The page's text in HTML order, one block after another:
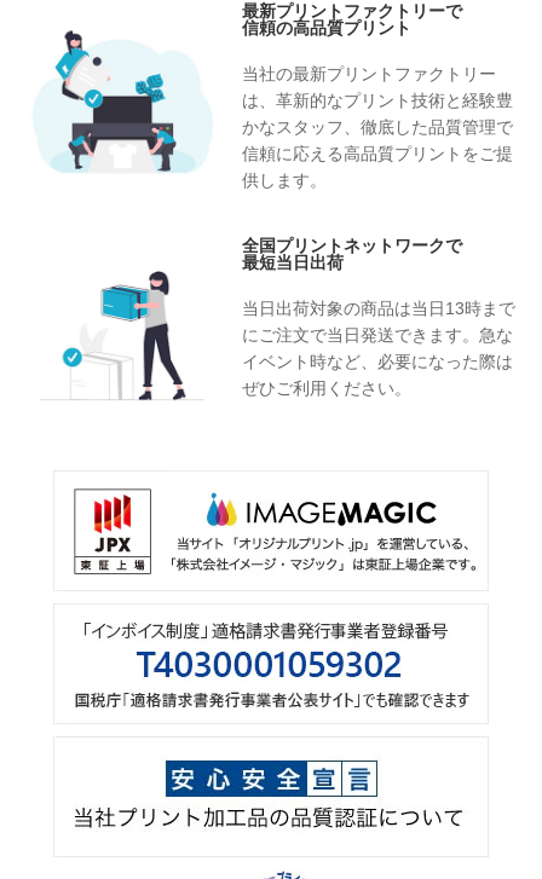
最新プリントファクトリーで
信頼の高品質プリント
当社の最新プリントファクトリー
は、革新的なプリント技術と経験豊
かなスタッフ、徹底した品質管理で
信頼に応える高品質プリントをご提
供します。
全国プリントネットワークで
最短当日出荷
当日出荷対象の商品は当日13時まで
にご注文で当日発送できます。急な
イベント時など、必要になった際は
ぜひご利用ください。